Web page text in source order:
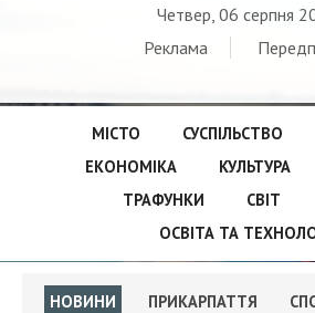
Четвер, 06 серпня
Реклама
МІСТО СУСПІЛЬСТВО
ЕКОНОМІКА
КУЛЬТУРА
ТРАФУНКИ
СВІТ
ОСВІТА ТА
НОВИНИ ПРИКАРПАТТЯ